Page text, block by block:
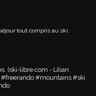
tout compris au ski.
(ski-libre.com - Lilian
#mountains #ski